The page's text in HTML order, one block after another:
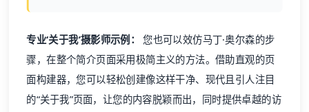
专业‘关于我’摄影师示例： 您也可以效仿马丁·奥尔森的步
骤，在整个简介页面采用极简主义的方法。借助直观的页
面构建器，您可以轻松创建像这样干净、现代且引人注目
的“关于我”页面，让您的内容脱颖而出，同时提供卓越的访